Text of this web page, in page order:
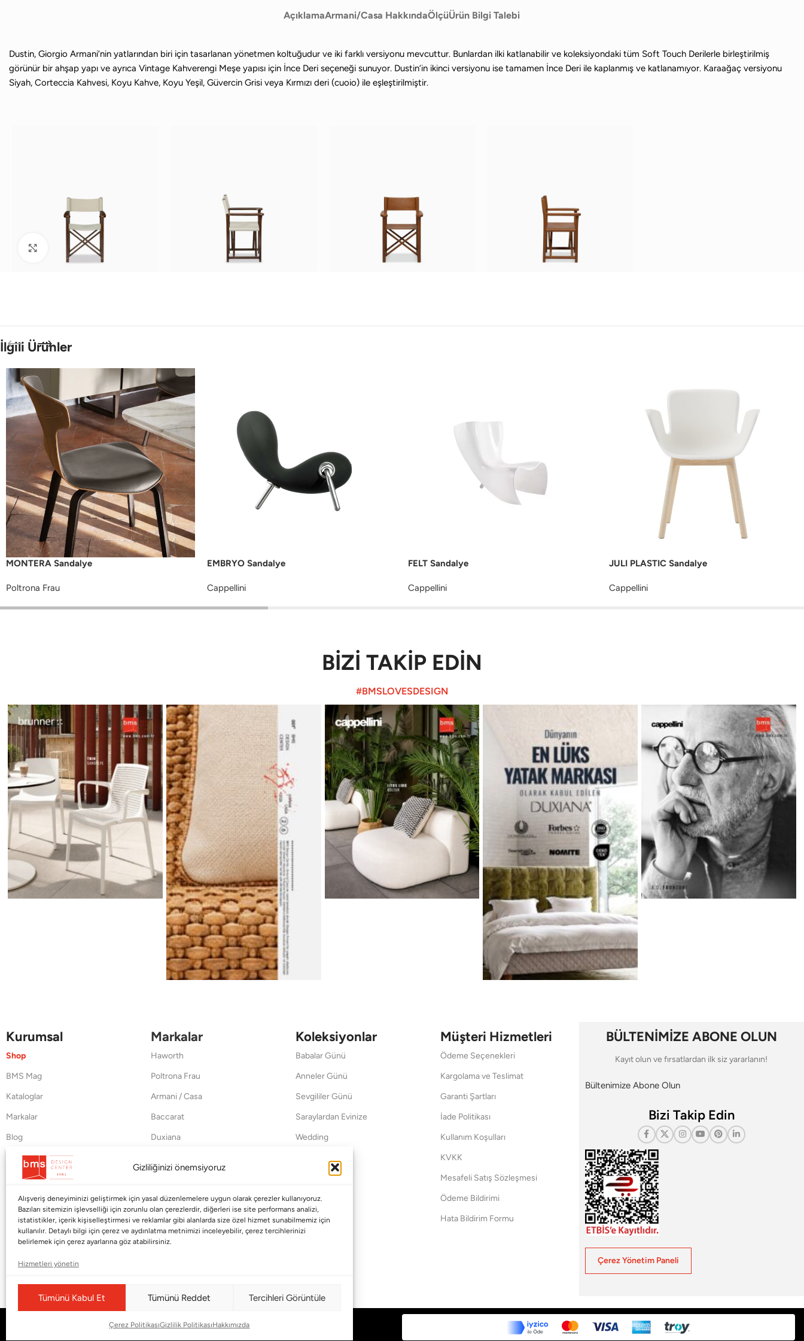
Gizliliğinizi önemsiyoruz
Alışveriş deneyiminizi geliştirmek için yasal düzenlemelere uygun olarak çerezler kullanıyoruz.
Bazıları sitemizin işlevselliği için zorunlu olan çerezlerdir, diğerleri ise site performans analizi,
istatistikler, içerik kişiselleştirmesi ve reklamlar gibi alanlarda size özel hizmet sunabilmemiz için
kullanılır. Detaylı bilgi için çerez ve aydınlatma metnimizi inceleyebilir, çerez tercihlerinizi
belirlemek için çerez ayarlarına göz atabilirsiniz.
Hizmetleri yönetin
Tümünü Kabul Et Tümünü Reddet Tercihleri Görüntüle
Çerez PolitikasıGizlilik PolitikasıHakkımızda
AçıklamaArmani/Casa HakkındaÖlçüÜrün Bilgi Talebi
Dustin, Giorgio Armani’nin yatlarından biri için tasarlanan yönetmen koltuğudur ve iki farklı versiyonu mevcuttur. Bunlardan ilki katlanabilir ve koleksiyondaki tüm Soft Touch Derilerle birleştirilmiş
görünür bir ahşap yapı ve ayrıca Vintage Kahverengi Meşe yapısı için İnce Deri seçeneği sunuyor. Dustin’in ikinci versiyonu ise tamamen İnce Deri ile kaplanmış ve katlanamıyor. Karaağaç versiyonu
Siyah, Corteccia Kahvesi, Koyu Kahve, Koyu Yeşil, Güvercin Grisi veya Kırmızı deri (cuoio) ile eşleştirilmiştir.
Büyütmek için tıklayın
İlgili Ürünler
MONTERA Sandalye
Poltrona Frau
EMBRYO Sandalye
Cappellini
FELT Sandalye
Cappellini
JULI PLASTIC Sandalye
Cappellini
BİZİ TAKİP EDİN
#BMSLOVESDESIGN
Kurumsal
Shop
BMS Mag
Kataloglar
Markalar
Blog
Hakkımızda
İletişim
Markalar
Haworth
Poltrona Frau
Armani / Casa
Baccarat
Duxiana
Koleksiyonlar
Babalar Günü
Anneler Günü
Sevgililer Günü
Saraylardan Evinize
Wedding
Yat
Müşteri Hizmetleri
Ödeme Seçenekleri
Kargolama ve Teslimat
Garanti Şartları
İade Politikası
Kullanım Koşulları
KVKK
Mesafeli Satış Sözleşmesi
Ödeme Bildirimi
Hata Bildirim Formu
BÜLTENİMİZE ABONE OLUN
Kayıt olun ve fırsatlardan ilk siz yararlanın!
Bültenimize Abone Olun
Bizi Takip Edin
Çerez Yönetim Paneli
BMS DESIGN CENTER